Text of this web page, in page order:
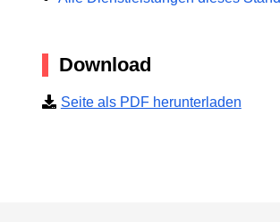
Download
Seite als PDF herunterladen